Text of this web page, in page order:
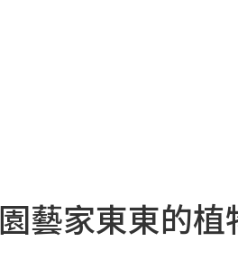
藝家東東的